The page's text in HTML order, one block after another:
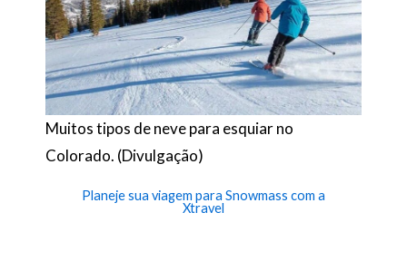
Muitos tipos de neve para esquiar no
Colorado. (Divulgação)
Planeje sua viagem para Snowmass com a
Xtravel